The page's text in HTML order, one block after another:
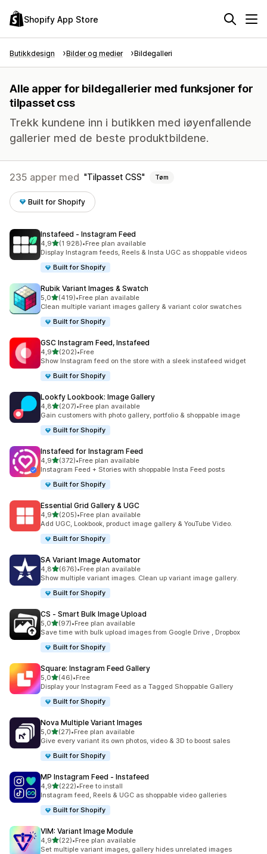
Shopify App Store
Butikkdesign Bilder og medier Bildegalleri
Alle apper for bildegallerier med funksjoner for
tilpasset css
Trekk kundene inn i butikken med iøyenfallende
gallerier med de beste produktbildene.
235 apper med Tilpasset CSS Tøm
Built for Shopify
Instafeed ‑ Instagram Feed
4,9av 5 stjerner
(1 928)
Totalt 1928 omtaler
•Free plan available
Display Instagram feeds, Reels & Insta UGC as shoppable videos
Built for Shopify
Rubik Variant Images & Swatch
5,0av 5 stjerner
(419)
Totalt 419 omtaler
•Free plan available
Clean multiple variant images gallery & variant color swatches
Built for Shopify
GSC Instagram Feed, Instafeed
4,9av 5 stjerner
(202)
Totalt 202 omtaler
•Free
Show Instagram feed on the store with a sleek instafeed widget
Built for Shopify
Lookfy Lookbook: Image Gallery
4,8av 5 stjerner
(207)
Totalt 207 omtaler
•Free plan available
Gain customers with photo gallery, portfolio & shoppable image
Built for Shopify
Instafeed for Instagram Feed
4,9av 5 stjerner
(372)
Totalt 372 omtaler
•Free plan available
Instagram Feed + Stories with shoppable Insta Feed posts
Built for Shopify
Essential Grid Gallery & UGC
4,9av 5 stjerner
(205)
Totalt 205 omtaler
•Free plan available
Add UGC, Lookbook, product image gallery & YouTube Video.
Built for Shopify
SA Variant Image Automator
4,8av 5 stjerner
(676)
Totalt 676 omtaler
•Free plan available
Show multiple variant images. Clean up variant image gallery.
Built for Shopify
CS ‑ Smart Bulk Image Upload
5,0av 5 stjerner
(97)
Totalt 97 omtaler
•Free plan available
Save time with bulk upload images from Google Drive , Dropbox
Built for Shopify
Square: Instagram Feed Gallery
5,0av 5 stjerner
(46)
Totalt 46 omtaler
•Free
Display your Instagram Feed as a Tagged Shoppable Gallery
Built for Shopify
Nova Multiple Variant Images
5,0av 5 stjerner
(27)
Totalt 27 omtaler
•Free plan available
Give every variant its own photos, video & 3D to boost sales
Built for Shopify
MP Instagram Feed ‑ Instafeed
4,9av 5 stjerner
(222)
Totalt 222 omtaler
•Free to install
Instagram feed, Reels & UGC as shoppable video galleries
Built for Shopify
VIM: Variant Image Module
4,9av 5 stjerner
(22)
Totalt 22 omtaler
•Free plan available
Set multiple variant images, gallery hides unrelated images